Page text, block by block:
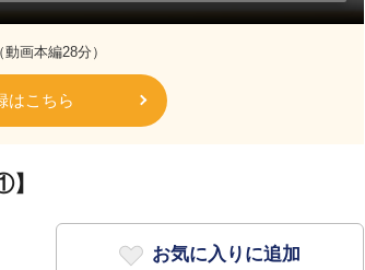
画本編28分）
はこちら
お気に入りに追加